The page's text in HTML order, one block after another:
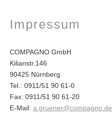
Impressum
COMPAGNO GmbH
Kilianstr.146
90425 Nürnberg
Tel.: 0911/51 90 61-0
Fax: 0911/51 90 61-20
E-Mail: a.gruener@compagno.de